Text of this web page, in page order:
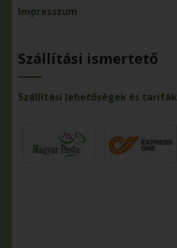
Impresszum
Szállítási ismertető
Szállítási lehetőségek és tarifák